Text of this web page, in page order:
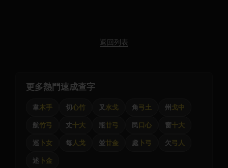
返回列表
更多熱門速成查字
韋木手 切心竹 叉 水戈 角弓土 州 戈中
航竹弓 丈十大 瓶廿弓 民口心 窗十大
巡 卜女 每人戈 並廿金 處 卜弓 欠弓人
述 卜金